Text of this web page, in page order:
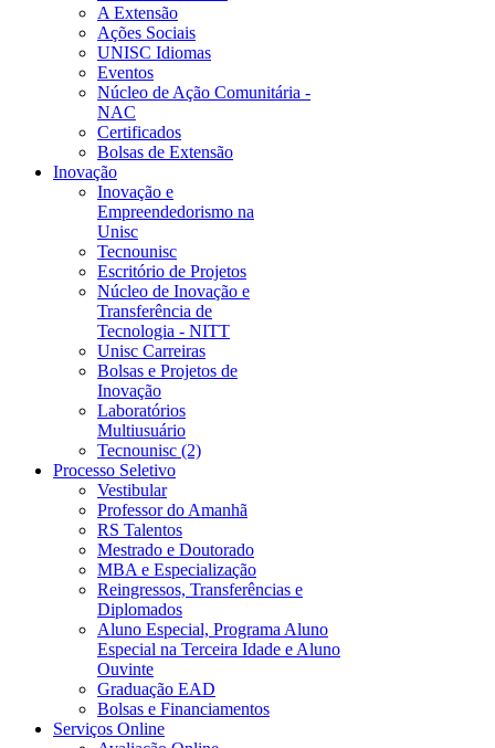
A Extensão
Ações Sociais
UNISC Idiomas
Eventos
Núcleo de Ação Comunitária -
NAC
Certificados
Bolsas de Extensão
Inovação
Inovação e
Empreendedorismo na
Unisc
Tecnounisc
Escritório de Projetos
Núcleo de Inovação e
Transferência de
Tecnologia - NITT
Unisc Carreiras
Bolsas e Projetos de
Inovação
Laboratórios
Multiusuário
Tecnounisc (2)
Processo Seletivo
Vestibular
Professor do Amanhã
RS Talentos
Mestrado e Doutorado
MBA e Especialização
Reingressos, Transferências e
Diplomados
Aluno Especial, Programa Aluno
Especial na Terceira Idade e Aluno
Ouvinte
Graduação EAD
Bolsas e Financiamentos
Serviços Online